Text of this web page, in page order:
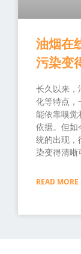
油烟在
污染变
长久以来，
化等特点，
能依靠嗅觉
依据。但如
统的出现，
染变得清晰
READ MORE